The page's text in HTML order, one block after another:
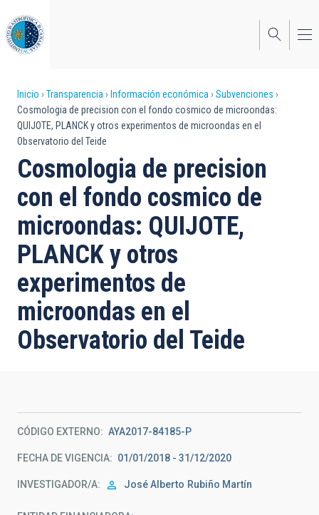
al
contenido
principal
Sobrescribir
enlaces
de
ayuda
a
la
navegación
Inicio Transparencia Información económica
Subvenciones
Cosmologia de precision con el fondo cosmico de microondas:
QUIJOTE, PLANCK y otros experimentos de microondas en el
Observatorio del Teide
Cosmologia de precision
con el fondo cosmico de
microondas: QUIJOTE,
PLANCK y otros
experimentos de
microondas en el
Observatorio del Teide
CÓDIGO EXTERNO AYA2017-84185-P
FECHA DE VIGENCIA 01/01/2018 - 31/12/2020
INVESTIGADOR/A José Alberto Rubiño Martín